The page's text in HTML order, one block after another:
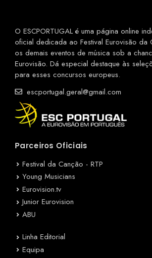
O ESCPORTUGAL é uma página online
oficial dedicada ao Festival Eurovisão da
os demais eventos de música sob a
Eurovisão. Dá especial destaque às
para esses concursos europeus.
escportugal.geral@gmail.com
Parceiros Oficiais
Festival da Canção - RTP
Young Musicians
Eurovision.tv
Junior Eurovision
ABU
Linha Editorial
Equipa